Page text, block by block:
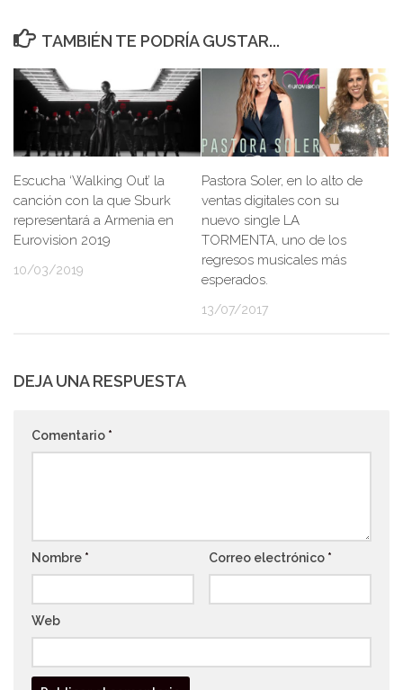
TAMBIÉN TE PODRÍA GUSTAR...
Escucha ‘Walking Out’ la
canción con la que Sburk
representará a Armenia en
Eurovision 2019
10/03/2019
Pastora Soler, en lo alto de
ventas digitales con su
nuevo single LA
TORMENTA, uno de los
regresos musicales más
esperados.
13/07/2017
DEJA UNA RESPUESTA
Comentario *
Nombre * Correo electrónico *
Web